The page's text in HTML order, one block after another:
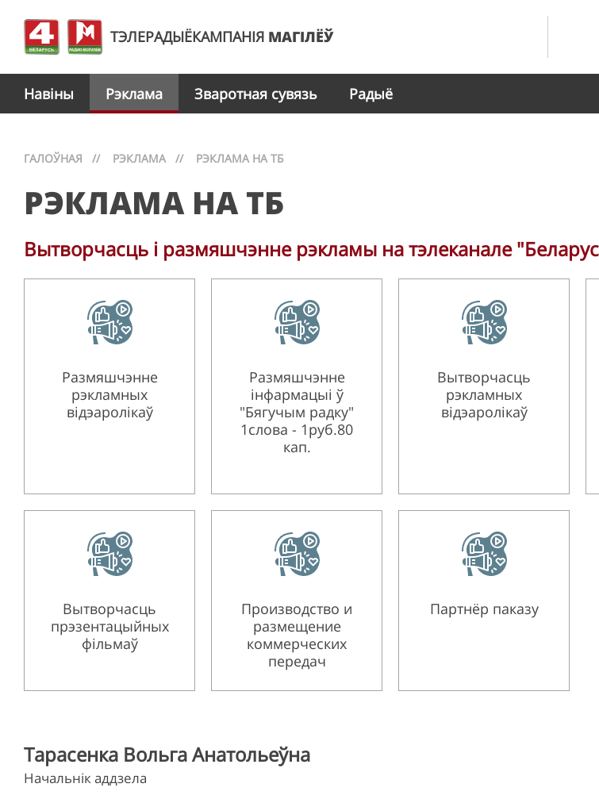
ТЭЛЕРАДЫЁКАМПАНІЯ МАГІЛЁЎ
Навіны Рэклама Зваротная сувязь Радыё
ГАЛОЎНАЯ // РЭКЛАМА// РЭКЛАМА НА ТБ
РЭКЛАМА НА ТБ
Вытворчасць і размяшчэнне рэкламы на тэлеканале
Размяшчэнне
рэкламных
відэаролікаў
Размяшчэнне
інфармацыі ў
"Бягучым радку"
1слова - 1руб.80
кап.
Вытворчасць
рэкламных
відэаролікаў
Вытворчасць
прэзентацыйных
фільмаў
Производство и
размещение
коммерческих
передач
Партнёр паказу
Тарасенка Вольга Анатольеўна
Начальнік аддзела